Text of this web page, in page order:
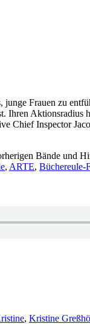
Frauen zu
Ihren Aktionsradius
Chief Inspector
Bände und
, ARTE, Büchereule-
, Kristine